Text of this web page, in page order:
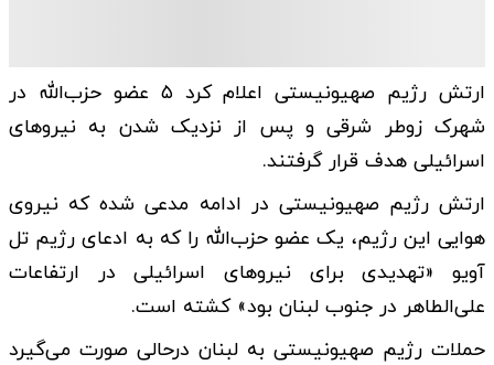
ارتش رژیم صهیونیستی اعلام کرد ۵ عضو حزب‌الله در
شهرک زوطر شرقی و پس از نزدیک شدن به نیروهای
اسرائیلی هدف قرار گرفتند.
ارتش رژیم صهیونیستی در ادامه مدعی شده که نیروی
هوایی این رژیم، یک عضو حزب‌الله را که به ادعای رژیم تل
آویو «تهدیدی برای نیروهای اسرائیلی در ارتفاعات
علی‌الطاهر در جنوب لبنان بود» کشته است.
حملات رژیم صهیونیستی به لبنان درحالی صورت می‌گیرد